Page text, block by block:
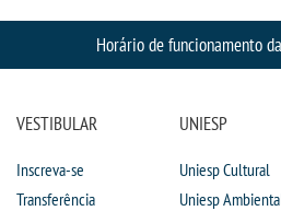
Horário de funcionamento
VESTIBULAR
Inscreva-se
Transferência
UNIESP
Uniesp Cultural
Uniesp